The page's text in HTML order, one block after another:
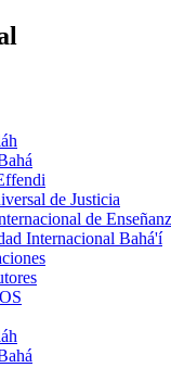
de Justicia
de
Internacional Bahá'í